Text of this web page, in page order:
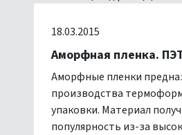
18.03.2015
Аморфная пленка.
Аморфные пленки
производства
упаковки. Материал
популярность из-за